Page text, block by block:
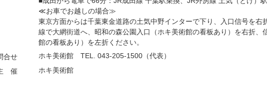
≪お車でお越しの場合≫
東京方面からは千葉東金道路の土気中野インターで下り、入口信号を右
線で大網街道へ、昭和の森公園入口（ホキ美術館の看板あり）を右折、
館の看板あり）を左折ください。
合せ
ホキ美術館 TEL. 043-205-1500（代表）
催
ホキ美術館